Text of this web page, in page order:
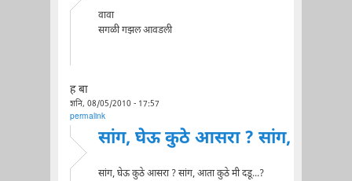
वावा
सगळी गझल आवडली
ह बा
शनि, 08/05/2010 - 17:57
permalink
सांग, घेऊ कुठे आसरा ? सांग,
सांग, घेऊ कुठे आसरा ? सांग, आता कुठे मी दडू...?